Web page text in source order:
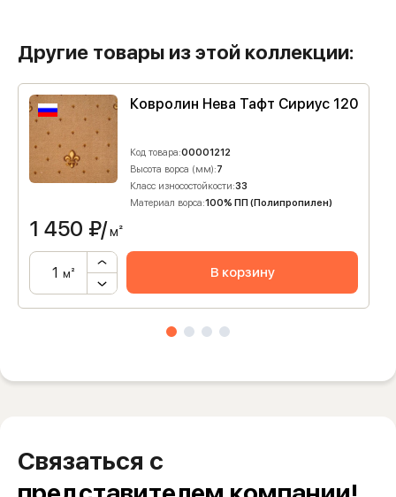
Другие товары из этой коллекции:
Ковролин Нева Тафт Сириус 120
Код товара:00001212
Высота ворса (мм):7
Класс износостойкости:33
Материал ворса:100% ПП (Полипропилен)
1 450 ₽/м²
м² В корзину
Связаться с